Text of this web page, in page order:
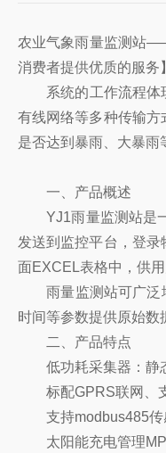
农业气象雨量监测站
消费者提供优质的服务】
系统的工作流程体现
有线网络等多种传输
是否达到暴雨、大暴雨
一、产品概述
YJ1雨量监测站是一
发送到监控平台，登
面EXCEL表格中，供
雨量监测站可广泛地
时间等参数提供原始
二、产品特点
低功耗采集器：静
标配GPRS联网、支
支持modbus485传
太阳能充电管理